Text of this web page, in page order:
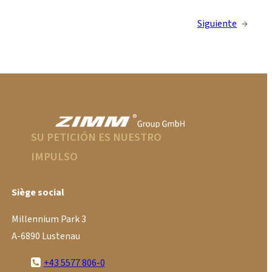
Siguiente →
SU PETICIÓN ES NUESTRO
IMPULSO
Siège social
Millennium Park 3
A-6890 Lustenau
+43 5577 806-0